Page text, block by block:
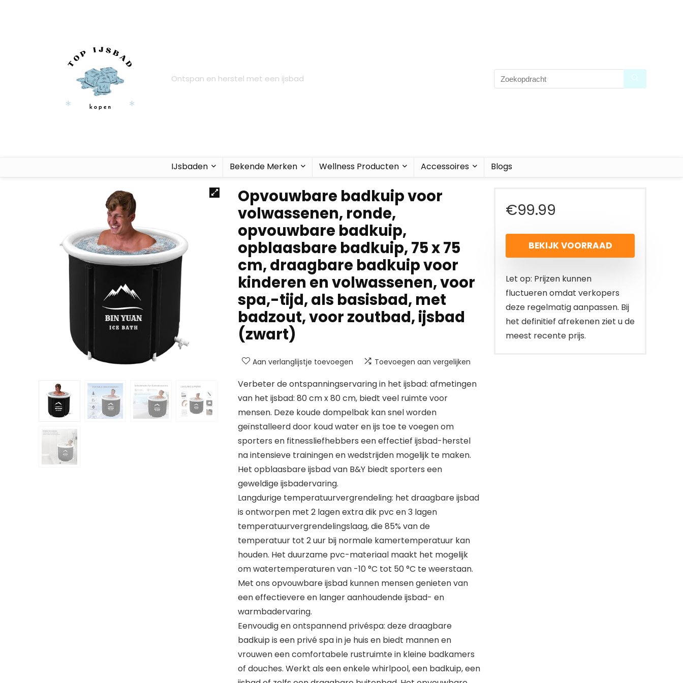
Ontspan en herstel met een ijsbad
IJsbaden Bekende Merken Wellness Producten Accessoires Blogs
Opvouwbare badkuip voor
volwassenen, ronde,
opvouwbare badkuip,
opblaasbare badkuip, 75 x 75
cm, draagbare badkuip voor
kinderen en volwassenen, voor
spa,-tijd, als basisbad, met
badzout, voor zoutbad, ijsbad
(zwart)
Aan verlanglijstje toevoegen Toevoegen aan vergelijken
Verbeter de ontspanningservaring in het ijsbad: afmetingen
van het ijsbad: 80 cm x 80 cm, biedt veel ruimte voor
mensen. Deze koude dompelbak kan snel worden
geïnstalleerd door koud water en ijs toe te voegen om
sporters en fitnessliefhebbers een effectief ijsbad-herstel
na intensieve trainingen en wedstrijden mogelijk te maken.
Het opblaasbare ijsbad van B&Y biedt sporters een
geweldige ijsbadervaring.
Langdurige temperatuurvergrendeling: het draagbare ijsbad
is ontworpen met 2 lagen extra dik pvc en 3 lagen
temperatuurvergrendelingslaag, die 85% van de
temperatuur tot 2 uur bij normale kamertemperatuur kan
houden. Het duurzame pvc-materiaal maakt het mogelijk
om watertemperaturen van -10 °C tot 50 °C te weerstaan.
Met ons opvouwbare ijsbad kunnen mensen genieten van
een effectievere en langer aanhoudende ijsbad- en
warmbadervaring.
Eenvoudig en ontspannend privéspa: deze draagbare
badkuip is een privé spa in je huis en biedt mannen en
vrouwen een comfortabele rustruimte in kleine badkamers
of douches. Werkt als een enkele whirlpool, een badkuip, een
€99.99
BEKIJK VOORRAAD
Let op: Prijzen kunnen
fluctueren omdat verkopers
deze regelmatig aanpassen. Bij
het definitief afrekenen ziet u de
meest recente prijs.